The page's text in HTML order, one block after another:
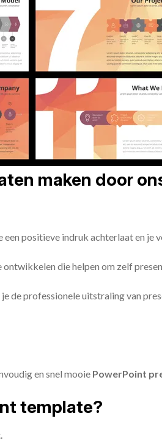
maken door
een positieve indruk achterlaat en je
die helpen om zelf
professionele uitstraling van
en snel mooie PowerPoint
template?